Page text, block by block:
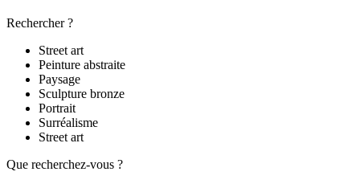
Rechercher ?
Street art
Peinture abstraite
Paysage
Sculpture bronze
Portrait
Surréalisme
Street art
Que recherchez-vous ?